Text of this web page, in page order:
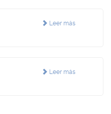
Leer más
Leer más